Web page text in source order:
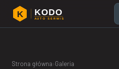
K KODO
AUTO SERWIS
Strona główna›Galeria